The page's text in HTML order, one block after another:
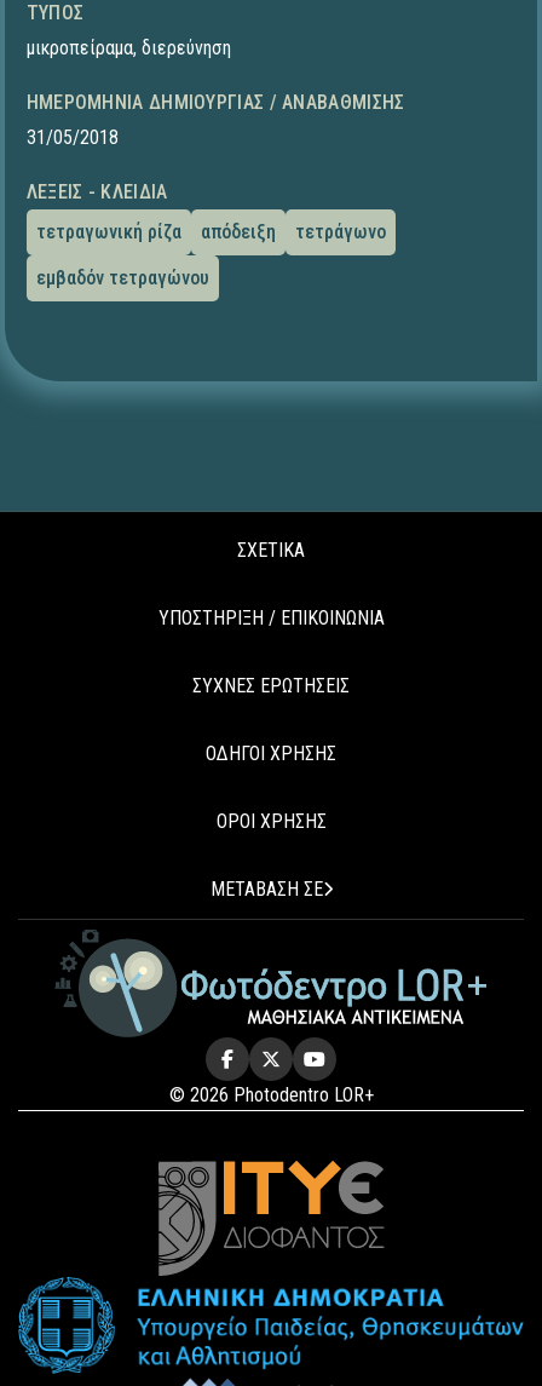
ΤΎΠΟΣ
μικροπείραμα, διερεύνηση
ΗΜΕΡΟΜΗΝΊΑ ΔΗΜΙΟΥΡΓΊΑΣ / ΑΝΑΒΆΘΜΙΣΗΣ
31/05/2018
ΛΈΞΕΙΣ - ΚΛΕΙΔΙΆ
τετραγωνική ρίζα
απόδειξη
τετράγωνο
εμβαδόν τετραγώνου
ΣΧΕΤΙΚΑ
ΥΠΟΣΤΗΡΙΞΗ / ΕΠΙΚΟΙΝΩΝΙΑ
ΣΥΧΝΕΣ ΕΡΩΤΗΣΕΙΣ
ΟΔΗΓΟΙ ΧΡΗΣΗΣ
ΟΡΟΙ ΧΡΗΣΗΣ
ΜΕΤΑΒΑΣΗ ΣΕ
© 2026 Photodentro LOR+